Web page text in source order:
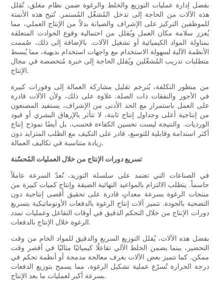
بفضل إدارة عمليات التوزيع والخلط والرغوة ضمن نظام مغلق، تُقلل
هذه الآلات من الحاجة إلى تدخل المُشغّل المُستمر. تُتيح هذه الأتمتة
للموظفين التركيز على الإشراف والصيانة بدلاً من الإنتاج العملي، مما
يُعزز سلامة مكان العمل ويُقلل من احتمالية وقوع الحوادث المتعلقة
بمناولة المواد الكيميائية أو تشغيل الآلات. بالإضافة إلى ذلك، صُممت
الأنظمة الآلية لسهولة الاستخدام مع واجهات استخدام بديهية، مما يُبسط
متطلبات تدريب المُشغّلين ويُقلل الحاجة إلى خبرة مُتخصصة في مجال
الإنتاج.
من منظور التكلفة، يُترجم تقليل مشاركة العمالة إلى وفورات كبيرة
في الأجور والنفقات ذات الصلة. علاوة على ذلك، ولأن الآلات قادرة
على العمل باستمرار مع الحد الأدنى من الإشراف، يستفيد المصنعون
من إنتاجية أعلى وجداول إنتاج ثابتة، لا تتأثر بالإرهاق البشري أو قيود
الورديات. والنتيجة ليست تحسين الكفاءة فحسب، بل أيضًا نموذج إنتاج
أكثر استدامة وقابلية للتوسع، قادر على التكيف مع الطلب المتزايد دون
زيادة متناسبة في تكاليف العمالة.
تسريع دورات الإنتاج من خلال العمليات المُحسّنة
في الصناعات التي تعتمد على سلسلة التوريد، تُعدّ السرعة عاملاً
حاسماً. يتطلب الالتزام بالمواعيد النهائية الضيقة وإنتاج كميات كبيرة من
منتجات الرغوة بسرعة معداتٍ قادرة على تحقيق أقصى إنتاجية دون
التضحية بالجودة. تتميز آلات إنتاج الرغوة بالدفعات الأوتوماتيكية بتسريع
دورات الإنتاج من خلال التحكم الدقيق في أوقات التفاعل وعمليات تمدد
الرغوة خلال الإنتاج بالدفعات.
بفضل هذه الآلات، يُقلل التوزيع السريع والدقيق للمواد الخام من وقت
التحضير، بينما يضمن الخلط الآلي تفاعلًا كيميائيًا مثاليًا في أقصر وقت
ممكن. كما تتميز بعض الآلات بغرف معالجة مدمجة أو أنظمة تحكم في
درجة الحرارة تُسرّع عملية تشكيل الرغوة، مما يسمح بتوزيع الدفعات
بسرعة أكبر لعمليات ما بعد الإنتاج.